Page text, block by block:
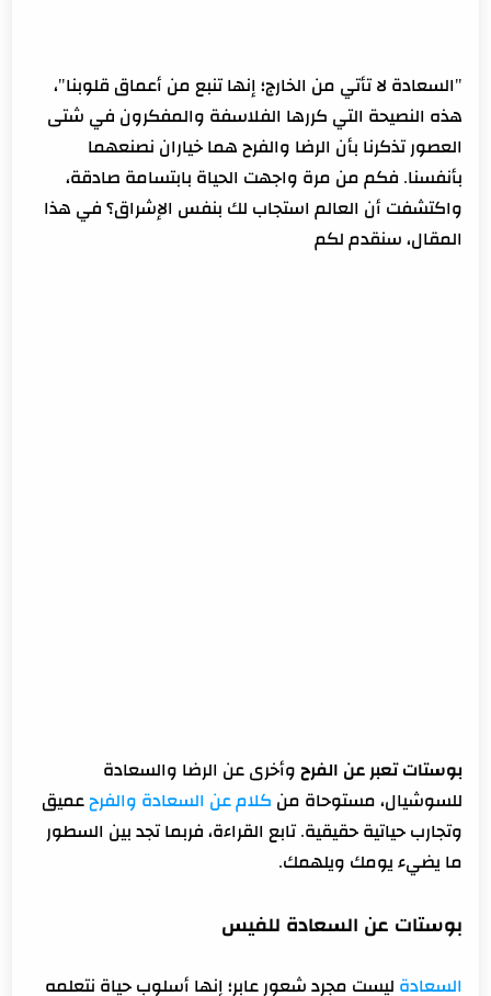
"السعادة لا تأتي من الخارج؛ إنها تنبع من أعماق قلوبنا"،
هذه النصيحة التي كررها الفلاسفة والمفكرون في شتى
العصور تذكرنا بأن الرضا والفرح هما خياران نصنعهما
بأنفسنا. فكم من مرة واجهت الحياة بابتسامة صادقة،
واكتشفت أن العالم استجاب لك بنفس الإشراق؟ في هذا
المقال، سنقدم لكم
بوستات تعبر عن الفرح وأخرى عن الرضا والسعادة
للسوشيال، مستوحاة من كلام عن السعادة والفرح عميق
وتجارب حياتية حقيقية. تابع القراءة، فربما تجد بين السطور
ما يضيء يومك ويلهمك.
بوستات عن السعادة للفيس
السعادة ليست مجرد شعور عابر؛ إنها أسلوب حياة نتعلمه